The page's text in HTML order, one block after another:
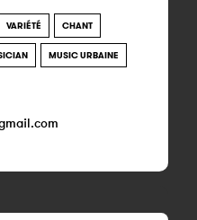
VARIÉTÉ CHANT
MUSIC URBAINE